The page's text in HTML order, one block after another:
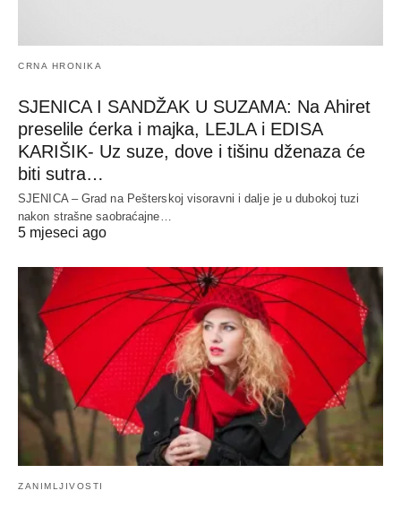
CRNA HRONIKA
SJENICA I SANDŽAK U SUZAMA: Na Ahiret
preselile ćerka i majka, LEJLA i EDISA
KARIŠIK- Uz suze, dove i tišinu dženaza će
biti sutra…
SJENICA – Grad na Pešterskoj visoravni i dalje je u dubokoj tuzi
nakon strašne saobraćajne…
5 mjeseci ago
ZANIMLJIVOSTI